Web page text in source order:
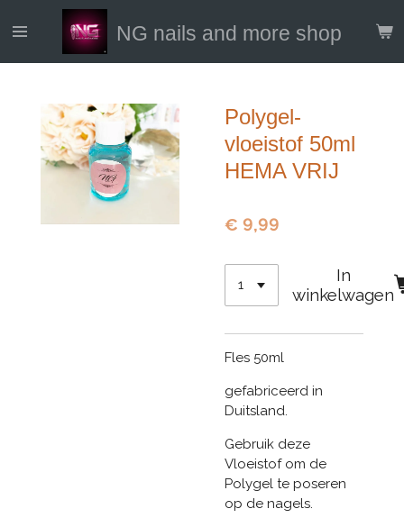
direct
NG nails and more shop
Polygel-
vloeistof 50ml
HEMA VRIJ
€ 9,99
In
winkelwagen
Fles 50ml
gefabriceerd in
Duitsland.
Gebruik deze
Vloeistof om de
Polygel te poseren
op de nagels.